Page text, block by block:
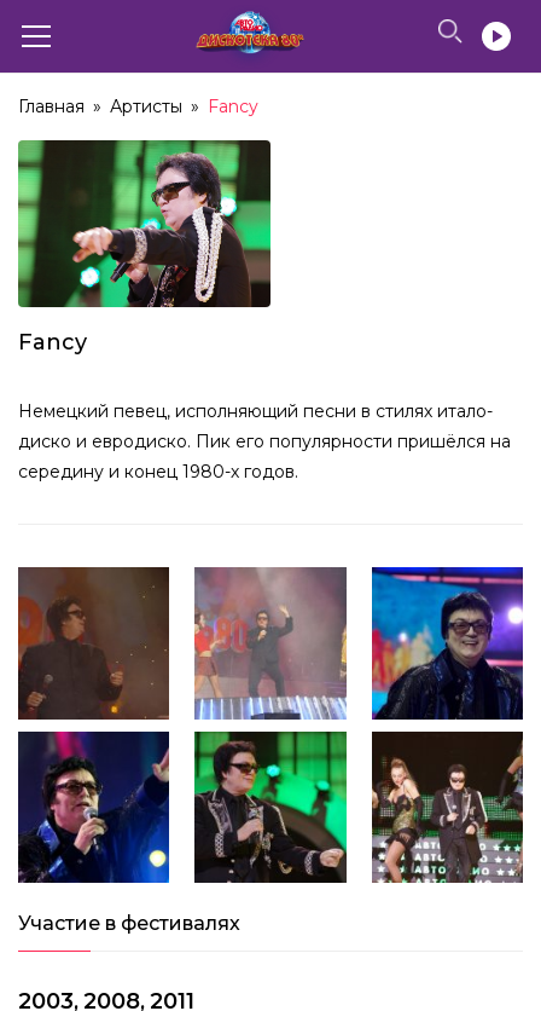
Главная » Артисты » Fancy
Fancy
Немецкий певец, исполняющий песни в стилях итало-
диско и евродиско. Пик его популярности пришёлся на
середину и конец 1980-х годов.
Участие в фестивалях
2003, 2008, 2011